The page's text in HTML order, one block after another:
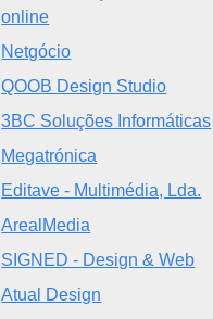
online
Netgócio
QOOB Design Studio
3BC Soluções Informáticas
Megatrónica
Editave - Multimédia, Lda.
ArealMedia
SIGNED - Design & Web
Atual Design